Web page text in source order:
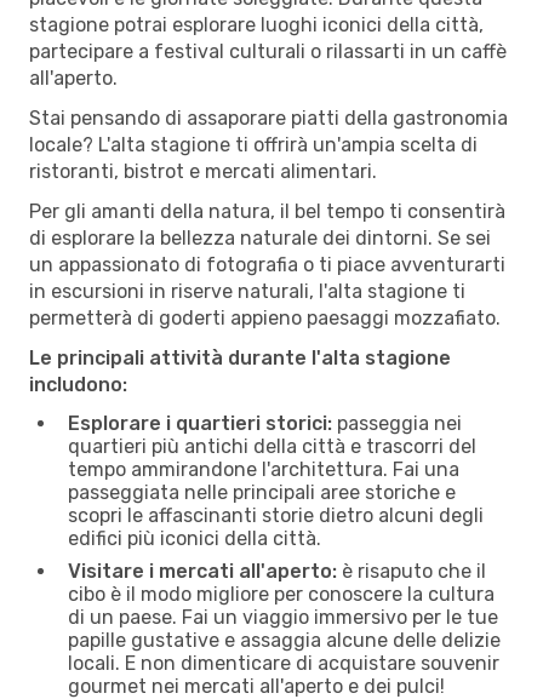
stagione potrai esplorare luoghi iconici della città,
partecipare a festival culturali o rilassarti in un caffè
all'aperto.
Stai pensando di assaporare piatti della gastronomia
locale? L'alta stagione ti offrirà un'ampia scelta di
ristoranti, bistrot e mercati alimentari.
Per gli amanti della natura, il bel tempo ti consentirà
di esplorare la bellezza naturale dei dintorni. Se sei
un appassionato di fotografia o ti piace avventurarti
in escursioni in riserve naturali, l'alta stagione ti
permetterà di goderti appieno paesaggi mozzafiato.
Le principali attività durante l'alta stagione
includono:
Esplorare i quartieri storici: passeggia nei
quartieri più antichi della città e trascorri del
tempo ammirandone l'architettura. Fai una
passeggiata nelle principali aree storiche e
scopri le affascinanti storie dietro alcuni degli
edifici più iconici della città.
Visitare i mercati all'aperto: è risaputo che il
cibo è il modo migliore per conoscere la cultura
di un paese. Fai un viaggio immersivo per le tue
papille gustative e assaggia alcune delle delizie
locali. E non dimenticare di acquistare souvenir
gourmet nei mercati all'aperto e dei pulci!